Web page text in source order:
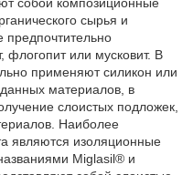
сырья и
предпочтительно
флогопит или мусковит. В
применяют силикон или
материалов, в
слоистых подложек,
Наиболее
являются изоляционные
Miglasil® и